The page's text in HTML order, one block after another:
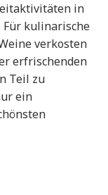
in
Für kulinarische
verkosten
erfrischenden
Teil zu
ein